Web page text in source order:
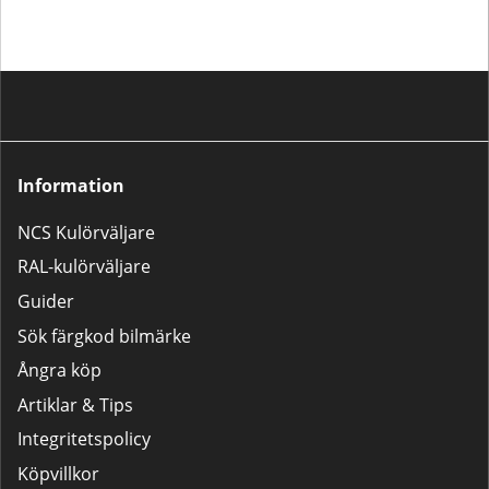
rekommenderar då något av våra
backspeglar m.m.Stora
Information
NCS Kulörväljare
RAL-kulörväljare
Guider
Sök färgkod bilmärke
Ångra köp
Artiklar & Tips
Integritetspolicy
Köpvillkor